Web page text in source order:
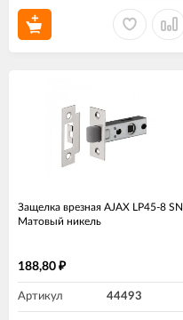
Защелка врезная AJAX LP45-8 SN
Матовый никель
188,80 ₽
Артикул 44493